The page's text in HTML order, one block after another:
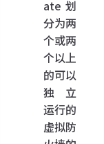
ate 划
分为两
个或两
个以上
的可以
独 立
运行的
虚拟防